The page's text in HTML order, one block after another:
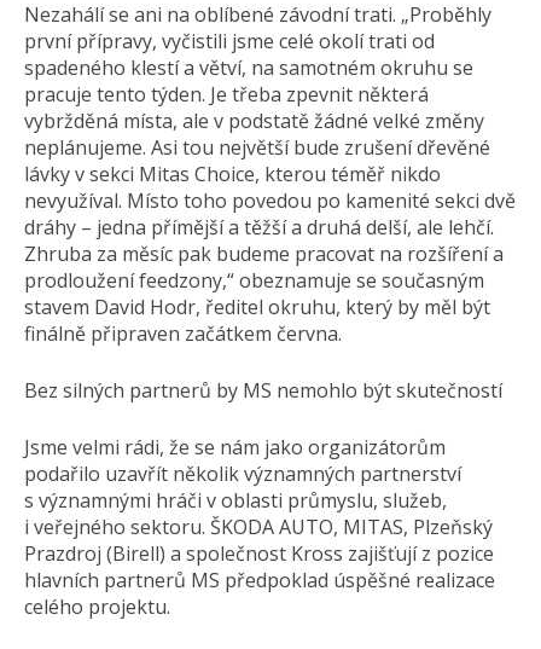
Nezahálí se ani na oblíbené závodní trati. „Proběhly
první přípravy, vyčistili jsme celé okolí trati od
spadeného klestí a větví, na samotném okruhu se
pracuje tento týden. Je třeba zpevnit některá
vybržděná místa, ale v podstatě žádné velké změny
neplánujeme. Asi tou největší bude zrušení dřevěné
lávky v sekci Mitas Choice, kterou téměř nikdo
nevyužíval. Místo toho povedou po kamenité sekci dvě
dráhy – jedna přímější a těžší a druhá delší, ale lehčí.
Zhruba za měsíc pak budeme pracovat na rozšíření a
prodloužení feedzony,“ obeznamuje se současným
stavem David Hodr, ředitel okruhu, který by měl být
finálně připraven začátkem června.
Bez silných partnerů by MS nemohlo být skutečností
Jsme velmi rádi, že se nám jako organizátorům
podařilo uzavřít několik významných partnerství
s významnými hráči v oblasti průmyslu, služeb,
i veřejného sektoru. ŠKODA AUTO, MITAS, Plzeňský
Prazdroj (Birell) a společnost Kross zajišťují z pozice
hlavních partnerů MS předpoklad úspěšné realizace
celého projektu.